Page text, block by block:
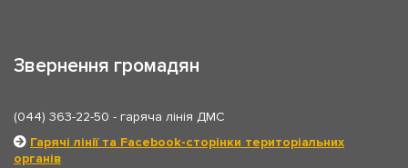
Звернення громадян
(044) 363-22-50 - гаряча лінія ДМС
Гарячі лінії та Facebook-сторінки територіальних
органів